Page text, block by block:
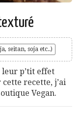
seitan, soja etc..)
leur p’tit effet
recette, j’ai
Vegan.